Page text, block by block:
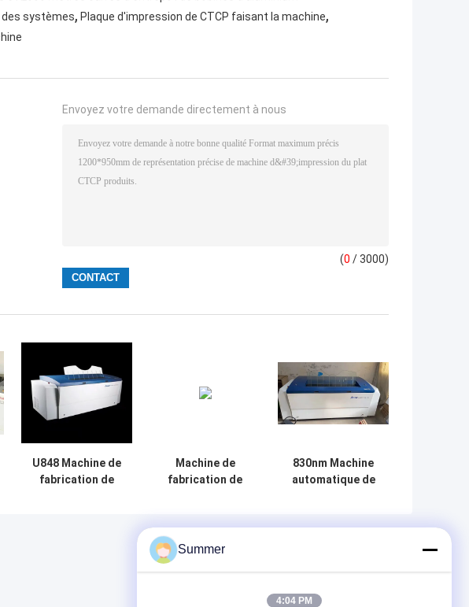
des systèmes, Plaque d'impression de CTCP faisant la machine,
Envoyez votre demande directement à nous
(0 / 3000)
U848 Machine de
fabrication de
Machine de
fabrication de
laser, 220V, haute
durabilité
830nm Machine
automatique de
Summer
4:04 PM